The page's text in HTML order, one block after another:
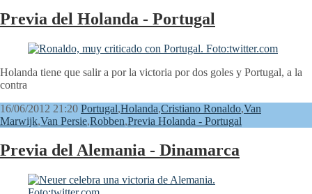
Previa del Holanda - Portugal
Holanda tiene que salir a por la victoria por dos goles y Portugal, a la
contra
16/06/2012 21:20 Portugal,Holanda,Cristiano Ronaldo,Van
Marwijk,Van Persie,Robben,Previa Holanda - Portugal
Previa del Alemania - Dinamarca